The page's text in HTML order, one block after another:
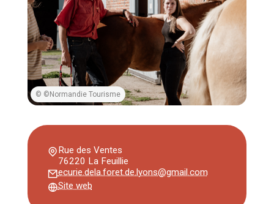
© ©Normandie Tourisme
Rue des Ventes
76220 La Feuillie
ecurie.dela.foret.de.lyons@gmail.com
Site web